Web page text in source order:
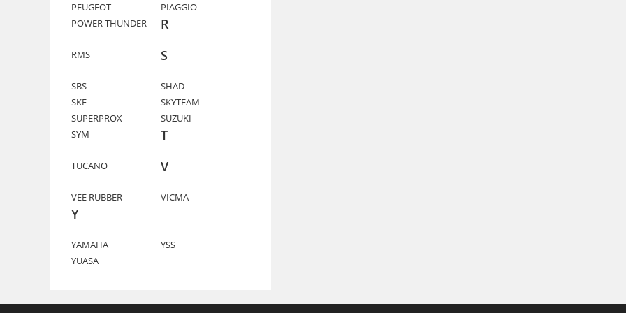
PEUGEOT
PIAGGIO
POWER THUNDER
R
RMS S
SBS
SHAD
SKF
SKYTEAM
SUPERPROX
SUZUKI
SYM
T
TUCANO V
VEE RUBBER VICMA
Y
YAMAHA
YSS
YUASA